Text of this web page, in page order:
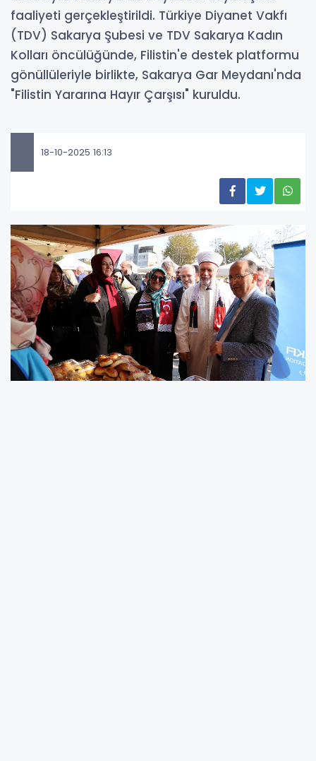
faaliyeti gerçekleştirildi. Türkiye Diyanet Vakfı
(TDV) Sakarya Şubesi ve TDV Sakarya Kadın
Kolları öncülüğünde, Filistin'e destek platformu
gönüllüleriyle birlikte, Sakarya Gar Meydanı'nda
"Filistin Yararına Hayır Çarşısı" kuruldu.
18-10-2025 16:13